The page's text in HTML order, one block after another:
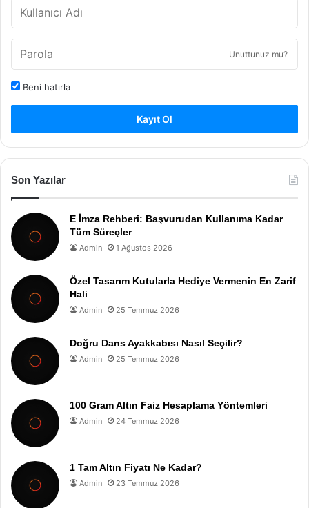
Unuttunuz mu?
Beni hatırla
Kayıt Ol
Son Yazılar
E İmza Rehberi: Başvurudan Kullanıma Kadar
Tüm Süreçler
Admin 1 Ağustos 2026
Özel Tasarım Kutularla Hediye Vermenin En Zarif
Hali
Admin 25 Temmuz 2026
Doğru Dans Ayakkabısı Nasıl Seçilir?
Admin 25 Temmuz 2026
100 Gram Altın Faiz Hesaplama Yöntemleri
Admin 24 Temmuz 2026
1 Tam Altın Fiyatı Ne Kadar?
Admin 23 Temmuz 2026